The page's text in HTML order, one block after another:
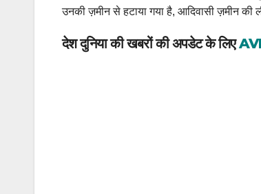
उनकी ज़मीन से हटाया गया है, आदिवासी ज़मीन की
देश दुनिया की खबरों की अपडेट के लिए